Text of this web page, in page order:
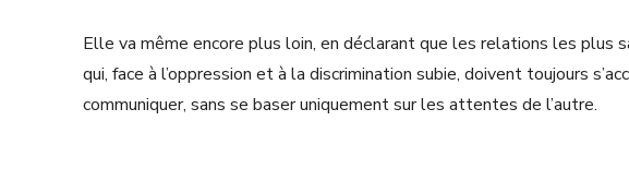
Elle va même encore plus loin, en déclarant que les relations les plus
qui, face à l’oppression et à la discrimination subie, doivent toujours
communiquer, sans se baser uniquement sur les attentes de l’autre.